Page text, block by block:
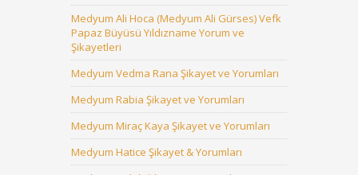
Medyum Ali Hoca (Medyum Ali Gürses) Vefk
Papaz Büyüsü Yıldızname Yorum ve
Şikayetleri
Medyum Vedma Rana Şikayet ve Yorumları
Medyum Rabia Şikayet ve Yorumları
Medyum Miraç Kaya Şikayet ve Yorumları
Medyum Hatice Şikayet & Yorumları